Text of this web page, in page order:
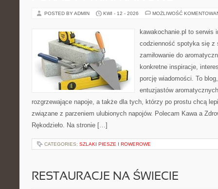
POSTED BY ADMIN KWI - 12 - 2026 MOŻLIWOŚĆ
kawakochanie.pl to serwis
codzienność spotyka się z
zamiłowanie do
konkretne inspiracje,
porcję wiadomości. To
entuzjastów
rozgrzewające napoje, a także dla tych, którzy po prostu chcą
związane z parzeniem ulubionych napojów. Polecam Kawa a
Rękodzieło. Na stronie […]
CATEGORIES: SZLAKI PIESZE I ROWEROWE
RESTAURACJE NA ŚWIECIE